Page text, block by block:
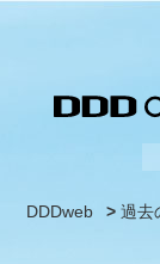
DDDweb >過去